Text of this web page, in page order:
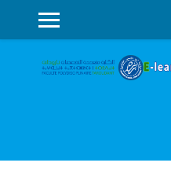
PANNEAU LATÉRAL